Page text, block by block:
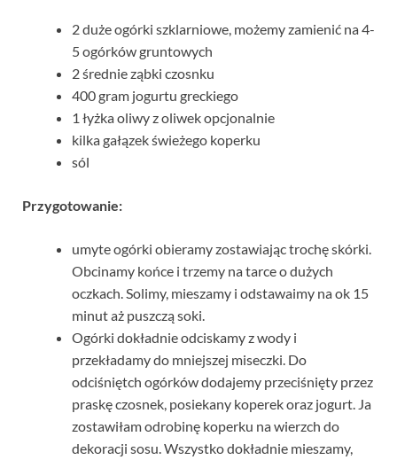
2 duże ogórki szklarniowe, możemy zamienić na 4-
5 ogórków gruntowych
2 średnie ząbki czosnku
400 gram jogurtu greckiego
1 łyżka oliwy z oliwek opcjonalnie
kilka gałązek świeżego koperku
sól
Przygotowanie:
umyte ogórki obieramy zostawiając trochę skórki.
Obcinamy końce i trzemy na tarce o dużych
oczkach. Solimy, mieszamy i odstawaimy na ok 15
minut aż puszczą soki.
Ogórki dokładnie odciskamy z wody i
przekładamy do mniejszej miseczki. Do
odciśniętch ogórków dodajemy przeciśnięty przez
praskę czosnek, posiekany koperek oraz jogurt. Ja
zostawiłam odrobinę koperku na wierzch do
dekoracji sosu. Wszystko dokładnie mieszamy,